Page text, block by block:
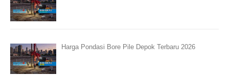
Harga Pondasi Bore Pile Depok Terbaru 2026